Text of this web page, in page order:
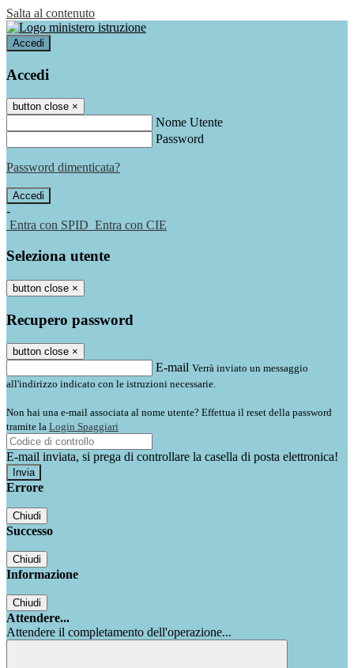
Salta al contenuto
Accedi
Accedi
button close ×
Nome Utente
Password
Password dimenticata?
-
Entra con SPID Entra con CIE
Seleziona utente
button close ×
Recupero password
button close ×
E-mail Verrà inviato un messaggio
all'indirizzo indicato con le istruzioni necessarie.
Non hai una e-mail associata al nome utente? Effettua il reset della password
tramite la Login Spaggiari
E-mail inviata, si prega di controllare la casella di posta elettronica!
Errore
Chiudi
Successo
Chiudi
Informazione
Chiudi
Attendere...
Attendere il completamento dell'operazione...